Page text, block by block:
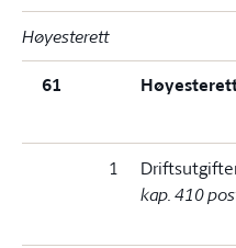
Høyesterett
61
1
kap. 410